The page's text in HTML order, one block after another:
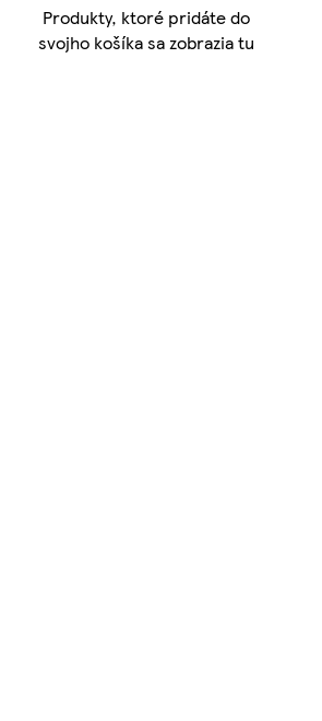
Produkty, ktoré pridáte do
svojho košíka sa zobrazia tu